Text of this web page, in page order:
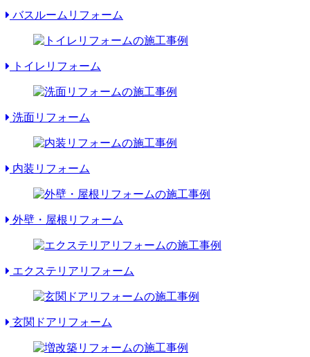
バスルームリフォーム
トイレリフォーム
洗面リフォーム
内装リフォーム
外壁・屋根リフォーム
エクステリアリフォーム
玄関ドアリフォーム